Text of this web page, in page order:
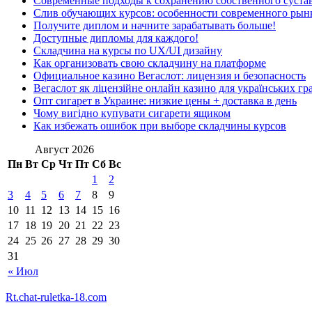
Слив обучающих курсов: особенности современного
Получите диплом и начните зарабатывать больше!
Доступные дипломы для каждого!
Складчина на курсы по UX/UI дизайну
Как организовать свою складчину на платформе
Официальное казино Вегаслот: лицензия и безопасность
Вегаслот як ліцензійне онлайн казино для українських
Опт сигарет в Украине: низкие цены + доставка в день
Чому вигідно купувати сигарети ящиком
Как избежать ошибок при выборе складчины курсов
Август 2026
Пн Вт Ср Чт Пт Сб Вс
« Июл
1
2
3
4 5 6 7 8
9
10 11 12 13 14 15 16
17 18 19 20 21 22 23
24 25 26 27 28 29 30
31
Rt.chat-ruletka-18.com